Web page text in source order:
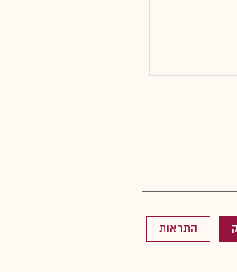
התראות